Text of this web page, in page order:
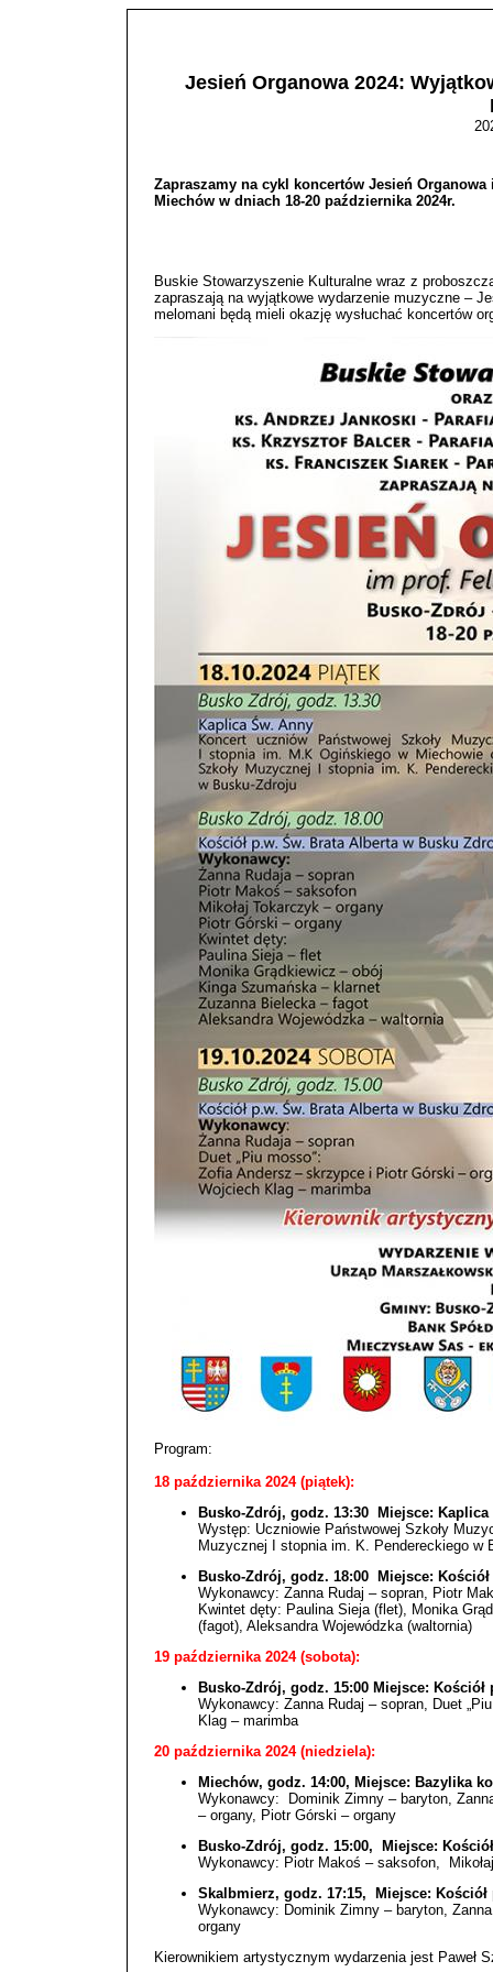
Jesień Organowa 2024:
Zapraszamy na cykl koncertów Jesień
Miechów w dniach 18-20 października 2024r.
Buskie Stowarzyszenie Kulturalne wraz z
zapraszają na wyjątkowe wydarzenie muzyczne –
melomani będą mieli okazję wysłuchać koncertów
Program:
18 października 2024 (piątek):
Busko-Zdrój, godz. 13:30 Miejsce: Kaplica
Występ: Uczniowie Państwowej Szkoły
Muzycznej I stopnia im. K. Pendereckiego w
Busko-Zdrój, godz. 18:00 Miejsce:
Wykonawcy: Zanna Rudaj – sopran, Piotr
Kwintet dęty: Paulina Sieja (flet), Monika
(fagot), Aleksandra Wojewódzka (waltornia)
19 października 2024 (sobota):
Busko-Zdrój, godz. 15:00 Miejsce: Kościół
Wykonawcy: Zanna Rudaj – sopran, Duet
Klag – marimba
20 października 2024 (niedziela):
Miechów, godz. 14:00, Miejsce: Bazylika
Wykonawcy: Dominik Zimny – baryton,
– organy, Piotr Górski – organy
Busko-Zdrój, godz. 15:00, Miejsce:
Wykonawcy: Piotr Makoś – saksofon,
Skalbmierz, godz. 17:15, Miejsce:
Wykonawcy: Dominik Zimny – baryton,
organy
Kierownikiem artystycznym wydarzenia jest Paweł